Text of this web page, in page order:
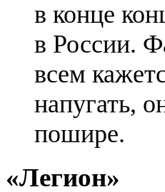
в конце
в России.
всем
напугать,
пошире.
«Легион»